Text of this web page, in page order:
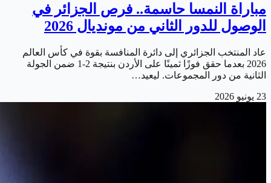
مباراة النمسا حاسمة.. فرص الجزائر في
الوصول للدور الثاني من مونديال 2026
عاد المنتخب الجزائري إلى دائرة المنافسة بقوة في كأس العالم
2026 بعدما حقق فوزًا ثمينًا على الأردن بنتيجة 2-1 ضمن الجولة
الثانية من دور المجموعات. ليعيد…
23 يونيو 2026